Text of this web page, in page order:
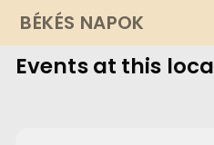
Ugrás
a
tartalomra
BÉKÉS NAPOK
Events at this